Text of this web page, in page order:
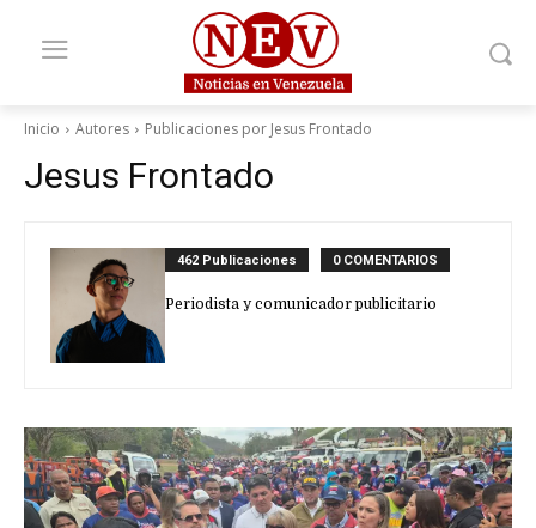
Inicio Autores Publicaciones por Jesus Frontado
Jesus Frontado
462 Publicaciones 0 COMENTARIOS
Periodista y comunicador publicitario